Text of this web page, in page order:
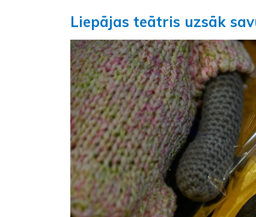
Liepājas teātris uzsāk
Iepriekšējā